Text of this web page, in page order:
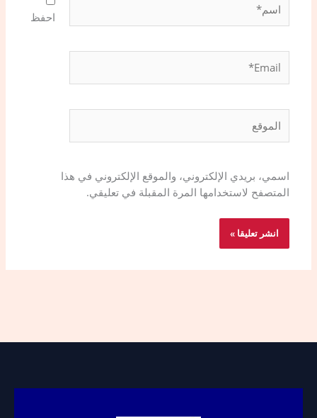
احفظ
اسمي، بريدي الإلكتروني، والموقع الإلكتروني في هذا
المتصفح لاستخدامها المرة المقبلة في تعليقي.